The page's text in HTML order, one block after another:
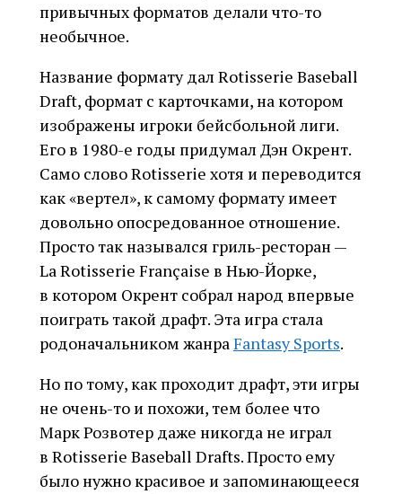
привычных форматов делали что-то
необычное.
Название формату дал Rotisserie Baseball
Draft, формат с карточками, на котором
изображены игроки бейсбольной лиги.
Его в 1980-е годы придумал Дэн Окрент.
Само слово Rotisserie хотя и переводится
как «вертел», к самому формату имеет
довольно опосредованное отношение.
Просто так назывался гриль-ресторан —
La Rotisserie Française в Нью-Йорке,
в котором Окрент собрал народ впервые
поиграть такой драфт. Эта игра стала
родоначальником жанраFantasy Sports.
Но по тому, как проходит драфт, эти игры
не очень-то и похожи, тем более что
Марк Розвотер даже никогда не играл
в Rotisserie Baseball Drafts. Просто ему
было нужно красивое и запоминающееся